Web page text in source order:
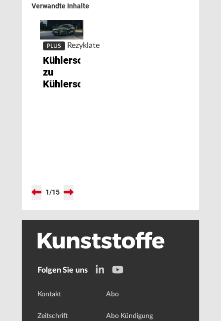
Verwandte Inhalte
PLUS Rezyklate
Kühlerschutzgitter
zu
Kühlerschutzgittern
1/15
Folgen Sie uns
Kontakt
Zeitschrift
Abo
Abo Kündigung